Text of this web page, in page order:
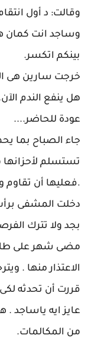
وقالت: د أول
وساجد انت كمان
بينكم اتكسر.
خرجت سارين هى
هل ينفع الندم
عودة للحاضر....
جاء الصباح بما
تستسلم
.فعليها أن
دخلت المشفى
بجد ولا تترك
مضى شهر على
الاعتذار منها .
قررت أن تحدثه لكى
عايز ايه ياساجد .
من المكالمات.